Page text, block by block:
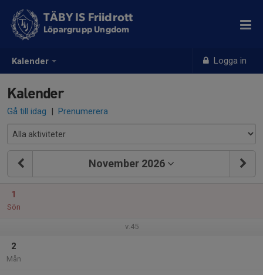
Kalender Logga in
TÄBY IS Friidrott
Löpargrupp Ungdom
Kalender
Gå till idag | Prenumerera
November 2026
1
Sön
v.45
2
Mån